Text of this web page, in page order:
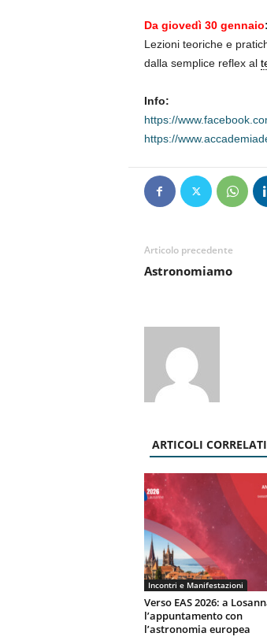
Da giovedì 30 gennaio
Lezioni teoriche e
dalla semplice reflex al
Info:
https://
https://
Articolo precedente
Astronomiamo
ARTICOLI CORRELATI
Incontri e Manifestazioni
Verso EAS 2026: a
l’appuntamento con
l’astronomia europea